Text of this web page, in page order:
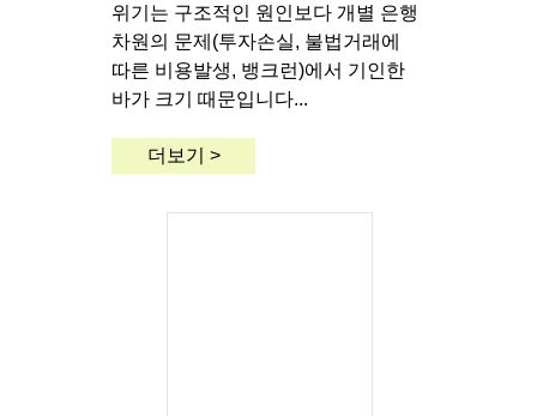
위기는 구조적인 원인보다 개별 은행
차원의 문제(투자손실, 불법거래에
따른 비용발생, 뱅크런)에서 기인한
바가 크기 때문입니다...
더보기 >